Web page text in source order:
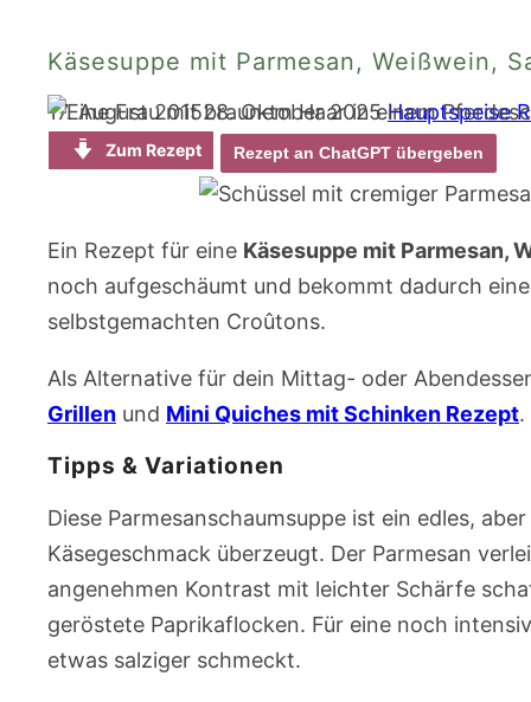
Käsesuppe mit Parmesan, Weißwein,
17. August 201528. Oktober 2025 Hauptspeise
Zum Rezept Rezept an ChatGPT übergeben
Ein Rezept für eine Käsesuppe mit Parmesan,
noch aufgeschäumt und bekommt dadurch
selbstgemachten Croûtons.
Als Alternative für dein Mittag- oder
Grillen und Mini Quiches mit Schinken Rezept.
Tipps & Variationen
Diese Parmesanschaumsuppe ist ein edles,
Käsegeschmack überzeugt. Der Parmesan
angenehmen Kontrast mit leichter Schärfe
geröstete Paprikaflocken. Für eine noch
etwas salziger schmeckt.